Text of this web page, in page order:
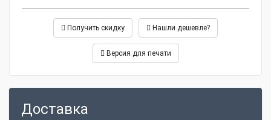
Получить скидку Нашли дешевле?
Версия для печати
Доставка